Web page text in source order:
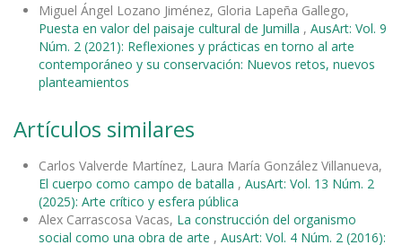
Miguel Ángel Lozano Jiménez, Gloria Lapeña Gallego,
Puesta en valor del paisaje cultural de Jumilla , AusArt: Vol. 9
Núm. 2 (2021): Reflexiones y prácticas en torno al arte
contemporáneo y su conservación: Nuevos retos, nuevos
planteamientos
Artículos similares
Carlos Valverde Martínez, Laura María González Villanueva,
El cuerpo como campo de batalla , AusArt: Vol. 13 Núm. 2
(2025): Arte crítico y esfera pública
Alex Carrascosa Vacas, La construcción del organismo
social como una obra de arte , AusArt: Vol. 4 Núm. 2 (2016):